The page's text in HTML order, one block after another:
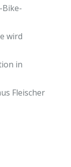
Bike-
wird
in
Fleischer